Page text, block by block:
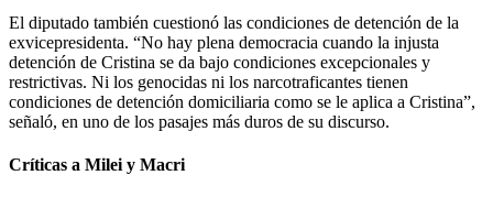
El diputado también cuestionó las condiciones de detención de la
exvicepresidenta. “No hay plena democracia cuando la injusta
detención de Cristina se da bajo condiciones excepcionales y
restrictivas. Ni los genocidas ni los narcotraficantes tienen
condiciones de detención domiciliaria como se le aplica a Cristina”,
señaló, en uno de los pasajes más duros de su discurso.
Críticas a Milei y Macri